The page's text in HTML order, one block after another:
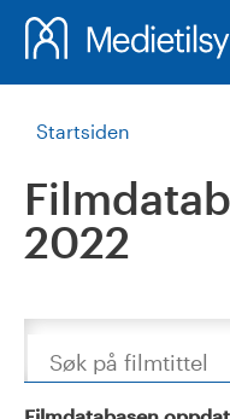
Startsiden
2022
Søk